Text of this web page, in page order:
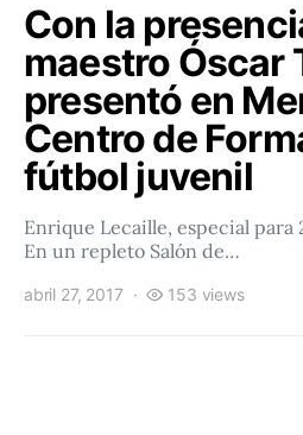
Con la
maestro Óscar
presentó en
Centro de
fútbol juvenil
Enrique Lecaille, especial para
En un repleto Salón de…
abril 27, 2017 153 views